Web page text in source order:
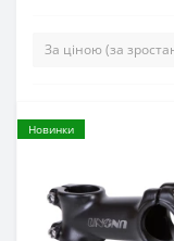
Новинки